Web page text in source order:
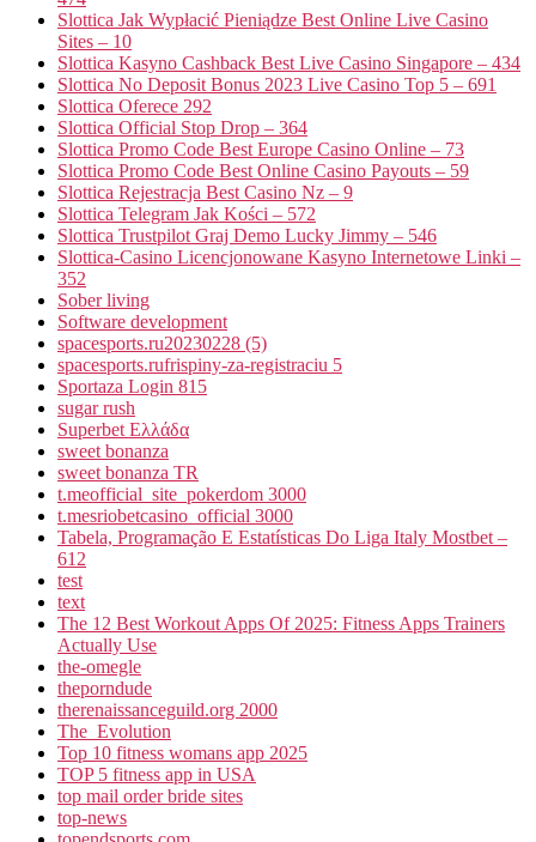
Slottica Jak Wypłacić Pieniądze Best Online Live Casino
Sites – 10
Slottica Kasyno Cashback Best Live Casino Singapore – 434
Slottica No Deposit Bonus 2023 Live Casino Top 5 – 691
Slottica Oferece 292
Slottica Official Stop Drop – 364
Slottica Promo Code Best Europe Casino Online – 73
Slottica Promo Code Best Online Casino Payouts – 59
Slottica Rejestracja Best Casino Nz – 9
Slottica Telegram Jak Kości – 572
Slottica Trustpilot Graj Demo Lucky Jimmy – 546
Slottica-Casino Licencjonowane Kasyno Internetowe Linki –
352
Sober living
Software development
spacesports.ru20230228 (5)
spacesports.rufrispiny-za-registraciu 5
Sportaza Login 815
sugar rush
Superbet Ελλάδα
sweet bonanza
sweet bonanza TR
t.meofficial_site_pokerdom 3000
t.mesriobetcasino_official 3000
Tabela, Programação E Estatísticas Do Liga Italy Mostbet –
612
test
text
The 12 Best Workout Apps Of 2025: Fitness Apps Trainers
Actually Use
the-omegle
theporndude
therenaissanceguild.org 2000
The_Evolution
Top 10 fitness womans app 2025
TOP 5 fitness app in USA
top mail order bride sites
top-news